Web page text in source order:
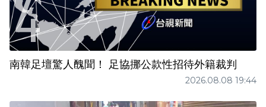
南韓足壇驚人醜聞！ 足協挪公款性招待外籍裁判
2026.08.08 19:44